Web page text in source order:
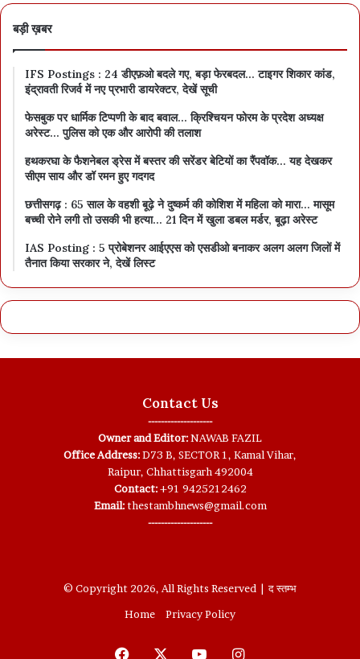
बड़ी ख़बर
IFS Postings : 24 डीएफ़ओ बदले गए, बड़ा फेरबदल… टाइगर शिकार कांड,
इंद्रावती रिजर्व में नए प्रभारी डायरेक्टर, देखें सूची
फेसबुक पर धार्मिक टिप्पणी के बाद बवाल… क्रिश्चियन फोरम के प्रदेश अध्यक्ष
अरेस्ट… पुलिस को एक और आरोपी की तलाश
हथकरघा के फैशनेबल ड्रेस में बस्तर की सरेंडर बेटियों का रैंपवॉक… यह देखकर
सीएम साय और डॉ रमन हुए गदगद
छत्तीसगढ़ : 65 साल के वहशी बूढ़े ने दुष्कर्म की कोशिश में महिला को मारा… मासूम
बच्ची रोने लगी तो उसकी भी हत्या… 21 दिन में खुला डबल मर्डर, बूढ़ा अरेस्ट
IAS Posting : 5 प्रोबेशनर आईएएस को एसडीओ बनाकर अलग अलग जिलों में
तैनात किया सरकार ने, देखें लिस्ट
Contact Us
--------------------
Owner and Editor:NAWAB FAZIL
Office Address:D73 B, SECTOR 1, Kamal Vihar,
Raipur, Chhattisgarh 492004
Contact:+91 9425212462
Email:thestambhnews@gmail.com
--------------------
© Copyright 2026, All Rights Reserved | द स्तम्भ
Home
Privacy Policy
Facebook YouTubeInstagram